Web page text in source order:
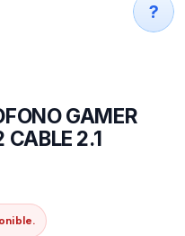
GAMER
2.1
?